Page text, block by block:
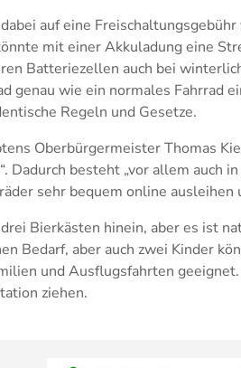
auf eine
mit einer Akkuladung eine
Batteriezellen auch bei
genau wie ein normales Fahrrad
Regeln und Gesetze.
Oberbürgermeister Thomas
Dadurch besteht „vor allem auch
sehr bequem online ausleihen
Bierkästen hinein, aber es ist
Bedarf, aber auch zwei Kinder
und Ausflugsfahrten
ziehen.